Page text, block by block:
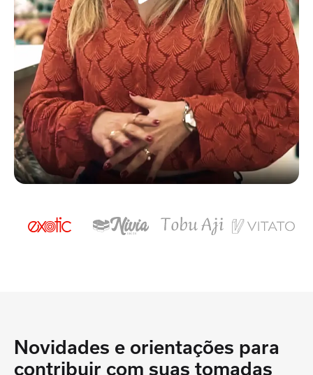
Novidades e orientações para
contribuir com suas tomadas